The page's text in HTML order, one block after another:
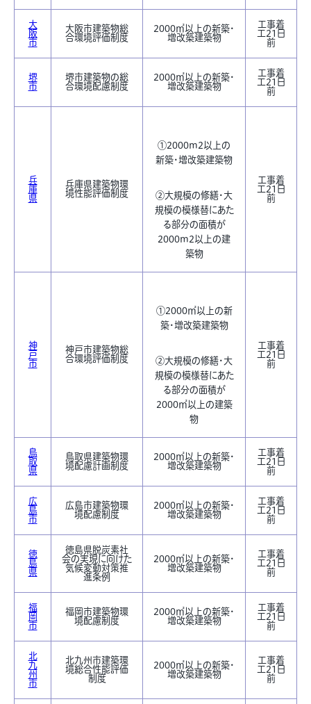
大
阪
市
大阪市建築物総
合環境評価制度
2000㎡以上の新築・
増改築建築物
工事着
工21日
前
堺
市
堺市建築物の総
合環境配慮制度
2000㎡以上の新築・
増改築建築物
工事着
工21日
前
兵
庫
県
兵庫県建築物環
境性能評価制度
①2000m2以上の
新築・増改築建築物
②大規模の修繕・大
規模の模様替にあた
る部分の面積が
2000m2以上の建
築物
工事着
工21日
前
神
戸
市
神戸市建築物総
合環境評価制度
①2000㎡以上の新
築・増改築建築物
②大規模の修繕・大
規模の模様替にあた
る部分の面積が
2000㎡以上の建築
物
工事着
工21日
前
鳥
取
県
鳥取県建築物環
境配慮計画制度
2000㎡以上の新築・
増改築建築物
工事着
工21日
前
広
島
市
広島市建築物環
境配慮制度
2000㎡以上の新築・
増改築建築物
工事着
工21日
前
徳
島
県
徳島県脱炭素社
会の実現に向けた
気候変動対策推
進条例
2000㎡以上の新築・
増改築建築物
工事着
工21日
前
福
岡
市
福岡市建築物環
境配慮制度
2000㎡以上の新築・
増改築建築物
工事着
工21日
前
北
九
州
市
北九州市建築環
境総合性能評価
制度
2000㎡以上の新築・
増改築建築物
工事着
工21日
前